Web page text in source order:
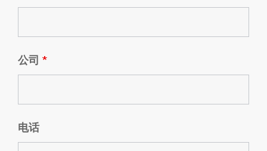
公司 *
电话